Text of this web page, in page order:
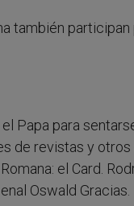
también
Papa para
de revistas y
el Card.
Oswald Gracias.